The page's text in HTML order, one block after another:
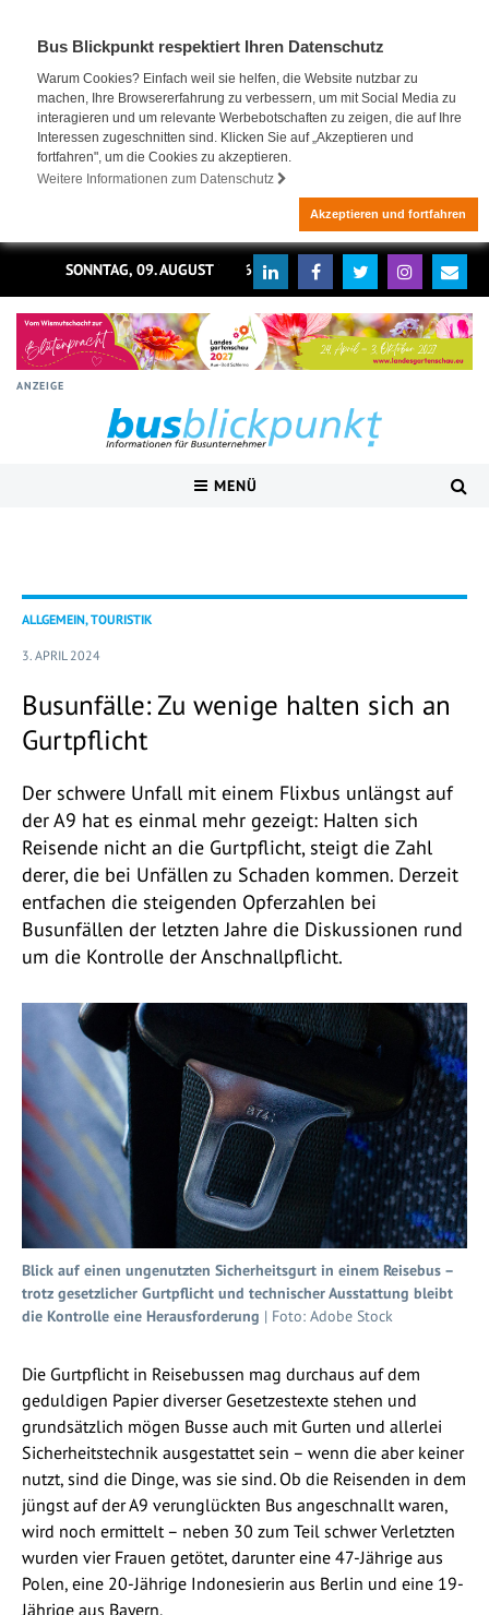
Bus Blickpunkt respektiert Ihren Datenschutz
Warum Cookies? Einfach weil sie helfen, die Website nutzbar zu
machen, Ihre Browsererfahrung zu verbessern, um mit Social Media zu
interagieren und um relevante Werbebotschaften zu zeigen, die auf Ihre
Interessen zugeschnitten sind. Klicken Sie auf „Akzeptieren und
fortfahren", um die Cookies zu akzeptieren.
Weitere Informationen zum Datenschutz
Akzeptieren und fortfahren
SONNTAG, 09. AUGUST 2026
ANZEIGE
MENÜ
ALLGEMEIN, TOURISTIK
3. APRIL 2024
Busunfälle: Zu wenige halten sich an
Gurtpflicht
Der schwere Unfall mit einem Flixbus unlängst auf
der A9 hat es einmal mehr gezeigt: Halten sich
Reisende nicht an die Gurtpflicht, steigt die Zahl
derer, die bei Unfällen zu Schaden kommen. Derzeit
entfachen die steigenden Opferzahlen bei
Busunfällen der letzten Jahre die Diskussionen rund
um die Kontrolle der Anschnallpflicht.
Blick auf einen ungenutzten Sicherheitsgurt in einem Reisebus –
trotz gesetzlicher Gurtpflicht und technischer Ausstattung bleibt
die Kontrolle eine Herausforderung | Foto: Adobe Stock
Die Gurtpflicht in Reisebussen mag durchaus auf dem
geduldigen Papier diverser Gesetzestexte stehen und
grundsätzlich mögen Busse auch mit Gurten und allerlei
Sicherheitstechnik ausgestattet sein – wenn die aber keiner
nutzt, sind die Dinge, was sie sind. Ob die Reisenden in dem
jüngst auf der A9 verunglückten Bus angeschnallt waren,
wird noch ermittelt – neben 30 zum Teil schwer Verletzten
wurden vier Frauen getötet, darunter eine 47-Jährige aus
Polen, eine 20-Jährige Indonesierin aus Berlin und eine 19-
Jährige aus Bayern.